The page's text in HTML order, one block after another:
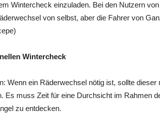
Wintercheck einzuladen. Bei den Nutzern
von selbst, aber die Fahrer von
Wintercheck
Wenn ein Räderwechsel nötig ist, sollte dieser
Es muss Zeit für eine Durchsicht im Rahmen
zu entdecken.